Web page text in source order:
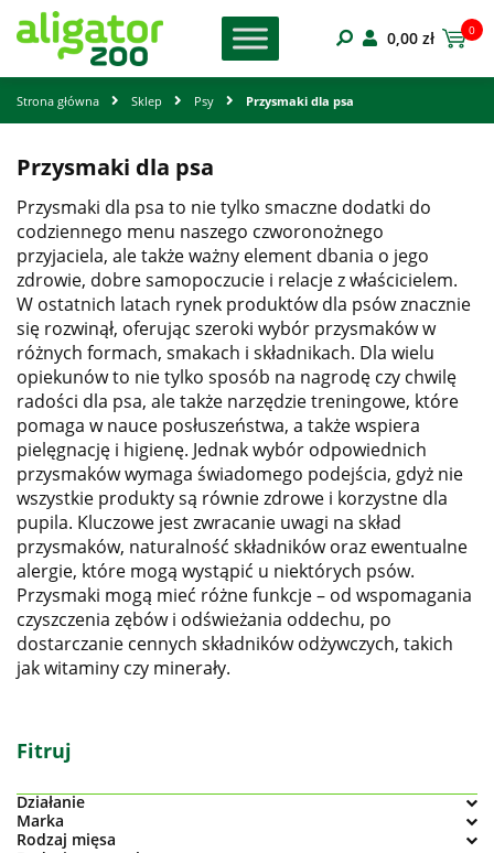
0,00 zł 0
Strona główna Sklep Psy Przysmaki dla psa
Przysmaki dla psa
Przysmaki dla psa to nie tylko smaczne dodatki do
codziennego menu naszego czworonożnego
przyjaciela, ale także ważny element dbania o jego
zdrowie, dobre samopoczucie i relacje z właścicielem.
W ostatnich latach rynek produktów dla psów znacznie
się rozwinął, oferując szeroki wybór przysmaków w
różnych formach, smakach i składnikach. Dla wielu
opiekunów to nie tylko sposób na nagrodę czy chwilę
radości dla psa, ale także narzędzie treningowe, które
pomaga w nauce posłuszeństwa, a także wspiera
pielęgnację i higienę. Jednak wybór odpowiednich
przysmaków wymaga świadomego podejścia, gdyż nie
wszystkie produkty są równie zdrowe i korzystne dla
pupila. Kluczowe jest zwracanie uwagi na skład
przysmaków, naturalność składników oraz ewentualne
alergie, które mogą wystąpić u niektórych psów.
Przysmaki mogą mieć różne funkcje – od wspomagania
czyszczenia zębów i odświeżania oddechu, po
dostarczanie cennych składników odżywczych, takich
jak witaminy czy minerały.
Fitruj
Działanie
Marka
Rodzaj mięsa